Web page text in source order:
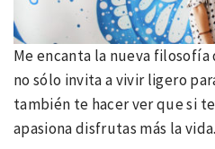
Me encanta la nueva
no sólo invita a vivir ligero
también te hacer ver que si
apasiona disfrutas más la vida.